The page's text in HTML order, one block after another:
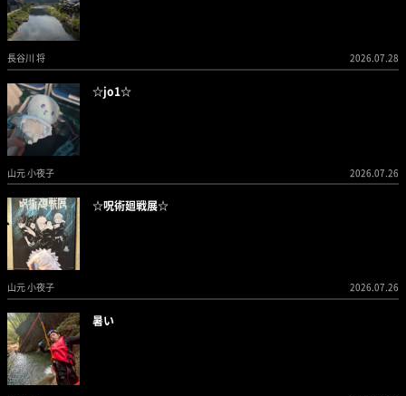
長谷川 将 2026.07.28
☆jo1☆
山元 小夜子 2026.07.26
☆呪術廻戦展☆
山元 小夜子 2026.07.26
暑い